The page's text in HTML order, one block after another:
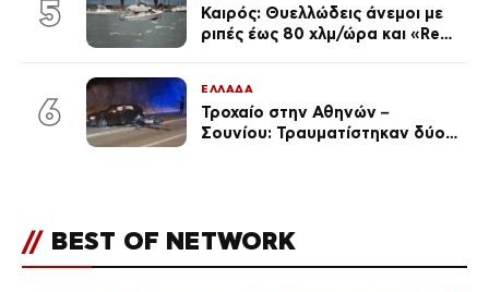
5
Καιρός: Θυελλώδεις άνεμοι με
ριπές έως 80 χλμ/ώρα και «Red
6
ΕΛΛΑΔΑ
Τροχαίο στην Αθηνών –
Σουνίου: Τραυματίστηκαν δύο
// BEST OF NETWORK